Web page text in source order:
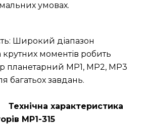
умовах.
Широкий діапазон
крутних моментів робить
планетарний МР1, МР2, МР3
багатьох завдань.
Технічна характеристика
МР1-315